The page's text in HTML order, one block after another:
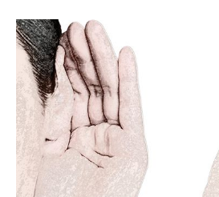
note e collaudate. Improvvisamente, l'interpretariato
a distanza, già presente in
telefono, è diventato l&